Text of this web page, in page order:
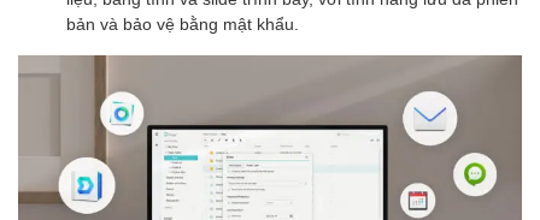
bản và bảo vệ bằng mật khẩu.